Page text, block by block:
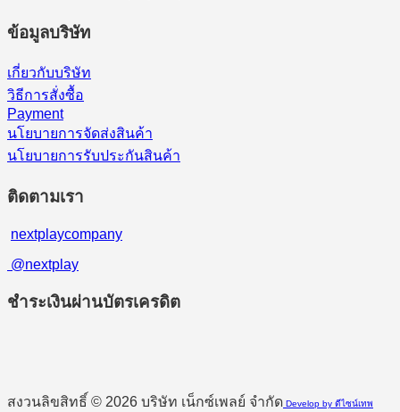
ข้อมูลบริษัท
เกี่ยวกับบริษัท
วิธีการสั่งซื้อ
Payment
นโยบายการจัดส่งสินค้า
นโยบายการรับประกันสินค้า
ติดตามเรา
nextplaycompany
@nextplay
ชำระเงินผ่านบัตรเครดิต
สงวนลิขสิทธิ์ © 2026 บริษัท เน็กซ์เพลย์ จำกัด Develop by ดีไซน์เทพ